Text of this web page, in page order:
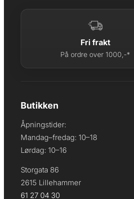
Fri frakt
På ordre over 1000,-*
Butikken
Åpningstider:
Mandag–fredag: 10–18
Lørdag: 10–16
Storgata 86
2615 Lillehammer
61 27 04 30